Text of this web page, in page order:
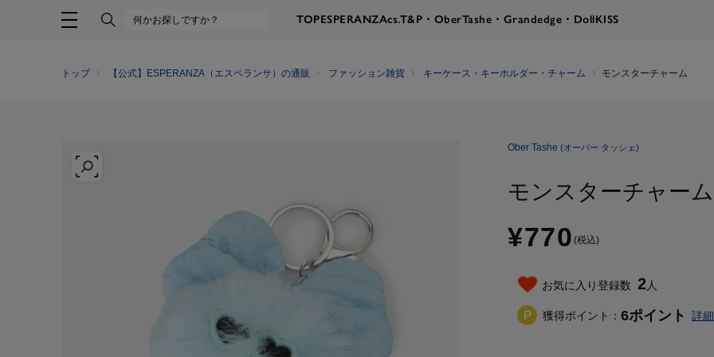
TOPESPERANZAcs.T&P・OberTashe・Grandedge・DollKISS
トップ 【公式】ESPERANZA（エスペランサ）の通販 ファッション雑貨 キーケース・キーホルダー・チャーム モンスターチャーム
Ober Tashe (オーバー タッシェ)
モンスターチャーム
¥770 (税込)
お気に入り登録数 2人
獲得ポイント： 6ポイント 詳細